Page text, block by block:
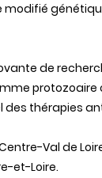
de
thérapies
Val de
et-Loire.